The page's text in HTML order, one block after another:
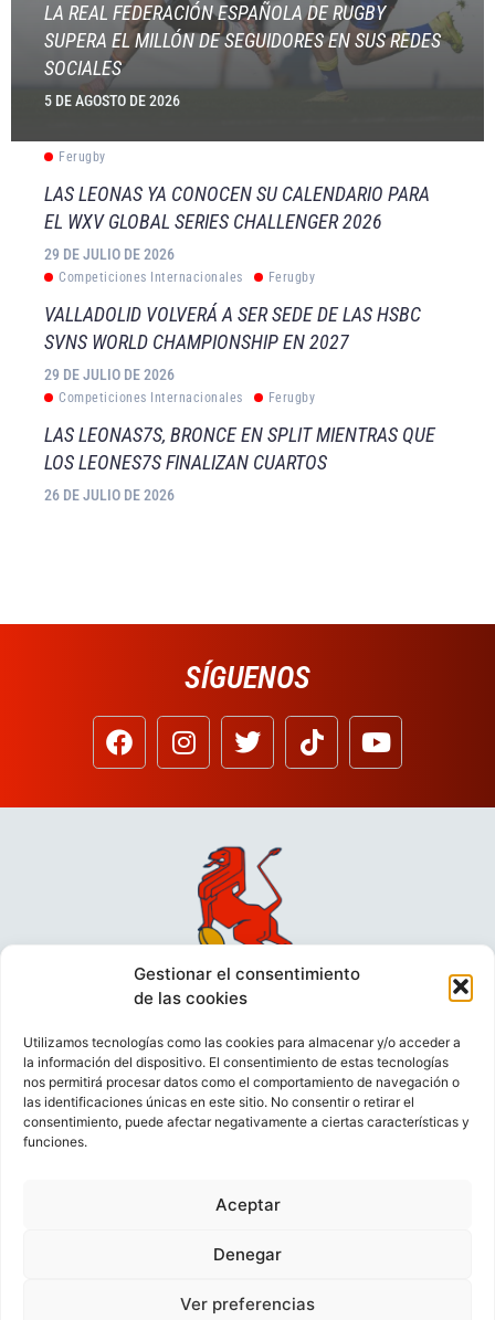
Gestionar el consentimiento
de las cookies
Utilizamos tecnologías como las cookies para almacenar y/o acceder a
la información del dispositivo. El consentimiento de estas tecnologías
nos permitirá procesar datos como el comportamiento de navegación o
las identificaciones únicas en este sitio. No consentir o retirar el
consentimiento, puede afectar negativamente a ciertas características y
funciones.
Aceptar
Denegar
Ver preferencias
LA REAL FEDERACIÓN ESPAÑOLA DE RUGBY
SUPERA EL MILLÓN DE SEGUIDORES EN SUS REDES
SOCIALES
5 DE AGOSTO DE 2026
Ferugby
LAS LEONAS YA CONOCEN SU CALENDARIO PARA
EL WXV GLOBAL SERIES CHALLENGER 2026
29 DE JULIO DE 2026
Competiciones Internacionales Ferugby
VALLADOLID VOLVERÁ A SER SEDE DE LAS HSBC
SVNS WORLD CHAMPIONSHIP EN 2027
29 DE JULIO DE 2026
Competiciones Internacionales Ferugby
LAS LEONAS7S, BRONCE EN SPLIT MIENTRAS QUE
LOS LEONES7S FINALIZAN CUARTOS
26 DE JULIO DE 2026
SÍGUENOS
VIDEOCONFERENCIAS
POLÍTICA DE PRIVACIDAD
CONTACTO
© FEDERACIÓN ESPAÑOLA DE RUGBY 2023.